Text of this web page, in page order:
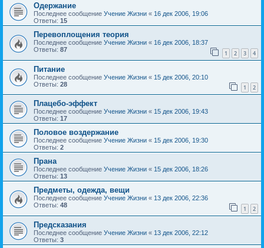
Одержание
Последнее сообщение Учение Жизни « 16 дек 2006, 19:06
Ответы: 15
Перевоплощения теория
Последнее сообщение Учение Жизни « 16 дек 2006, 18:37
Ответы: 87 1 2 3 4
Питание
Последнее сообщение Учение Жизни « 15 дек 2006, 20:10
Ответы: 28 1 2
Плацебо-эффект
Последнее сообщение Учение Жизни « 15 дек 2006, 19:43
Ответы: 17
Половое воздержание
Последнее сообщение Учение Жизни « 15 дек 2006, 19:30
Ответы: 2
Прана
Последнее сообщение Учение Жизни « 15 дек 2006, 18:26
Ответы: 13
Предметы, одежда, вещи
Последнее сообщение Учение Жизни « 13 дек 2006, 22:36
Ответы: 48 1 2
Предсказания
Последнее сообщение Учение Жизни « 13 дек 2006, 22:12
Ответы: 3